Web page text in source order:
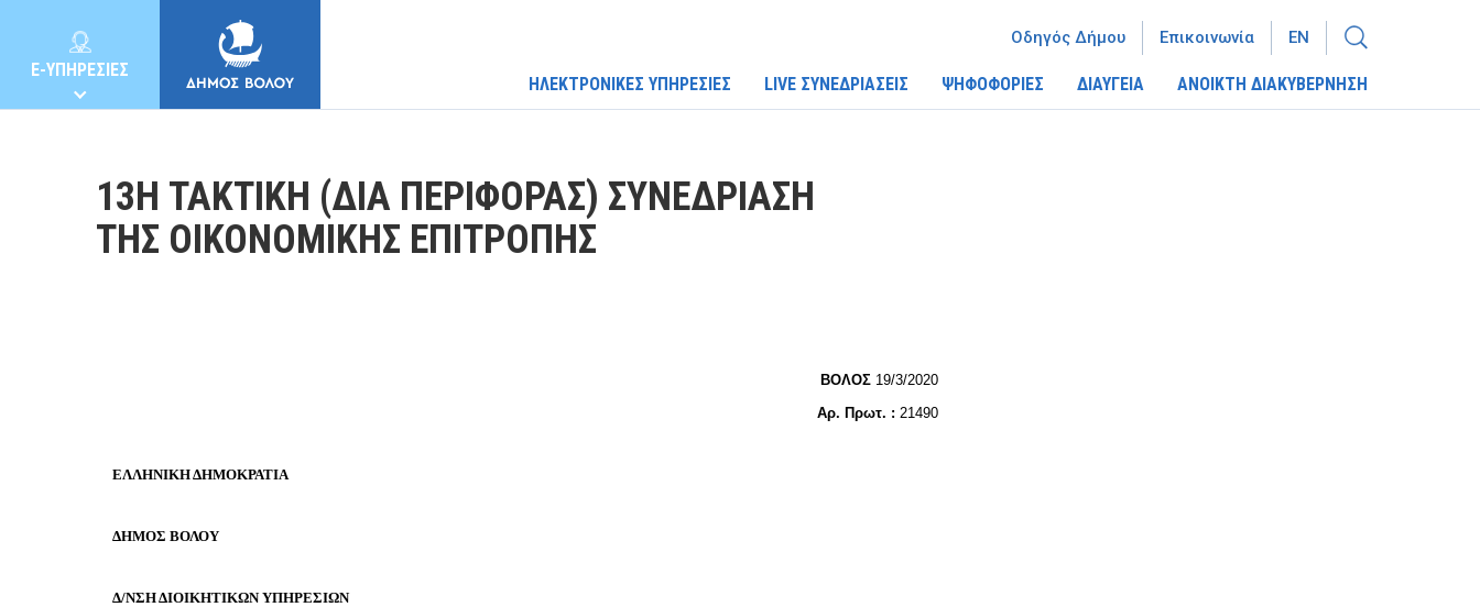
E-ΥΠΗΡΕΣΙΕΣ
ΗΛΕΚΤΡΟΝΙΚΕΣ ΥΠΗΡΕΣΙΕΣ LIVE ΣΥΝΕΔΡΙΑΣΕΙΣ ΨΗΦΟΦΟΡΙΕΣ ΔΙΑΥΓΕΙΑ ΑΝΟΙΚΤΗ ΔΙΑΚΥΒΕΡΝΗΣΗ
Οδηγός Δήμου Επικοινωνία EN
13Η ΤΑΚΤΙΚΗ (ΔΙΑ ΠΕΡΙΦΟΡΑΣ) ΣΥΝΕΔΡΙΑΣΗ
ΤΗΣ ΟΙΚΟΝΟΜΙΚΗΣ ΕΠΙΤΡΟΠΗΣ
ΒΟΛΟΣ 19/3/2020
Αρ. Πρωτ. : 21490
ΕΛΛΗΝΙΚΗ ΔΗΜΟΚΡΑΤΙΑ
ΔΗΜΟΣ ΒΟΛΟΥ
Δ/ΝΣΗ ΔΙΟΙΚΗΤΙΚΩΝ ΥΠΗΡΕΣΙΩΝ